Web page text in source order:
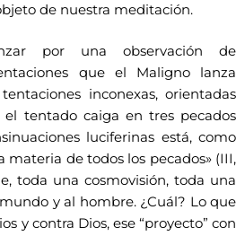
de nuestra meditación.
por una observación de
que el Maligno lanza
inconexas, orientadas
el tentado caiga en tres pecados
luciferinas está, como
materia de todos los pecados» (III,
toda una cosmovisión, toda una
y al hombre. ¿Cuál? Lo que
y contra Dios, ese “proyecto” con